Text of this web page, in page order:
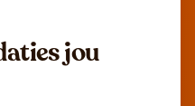
jou